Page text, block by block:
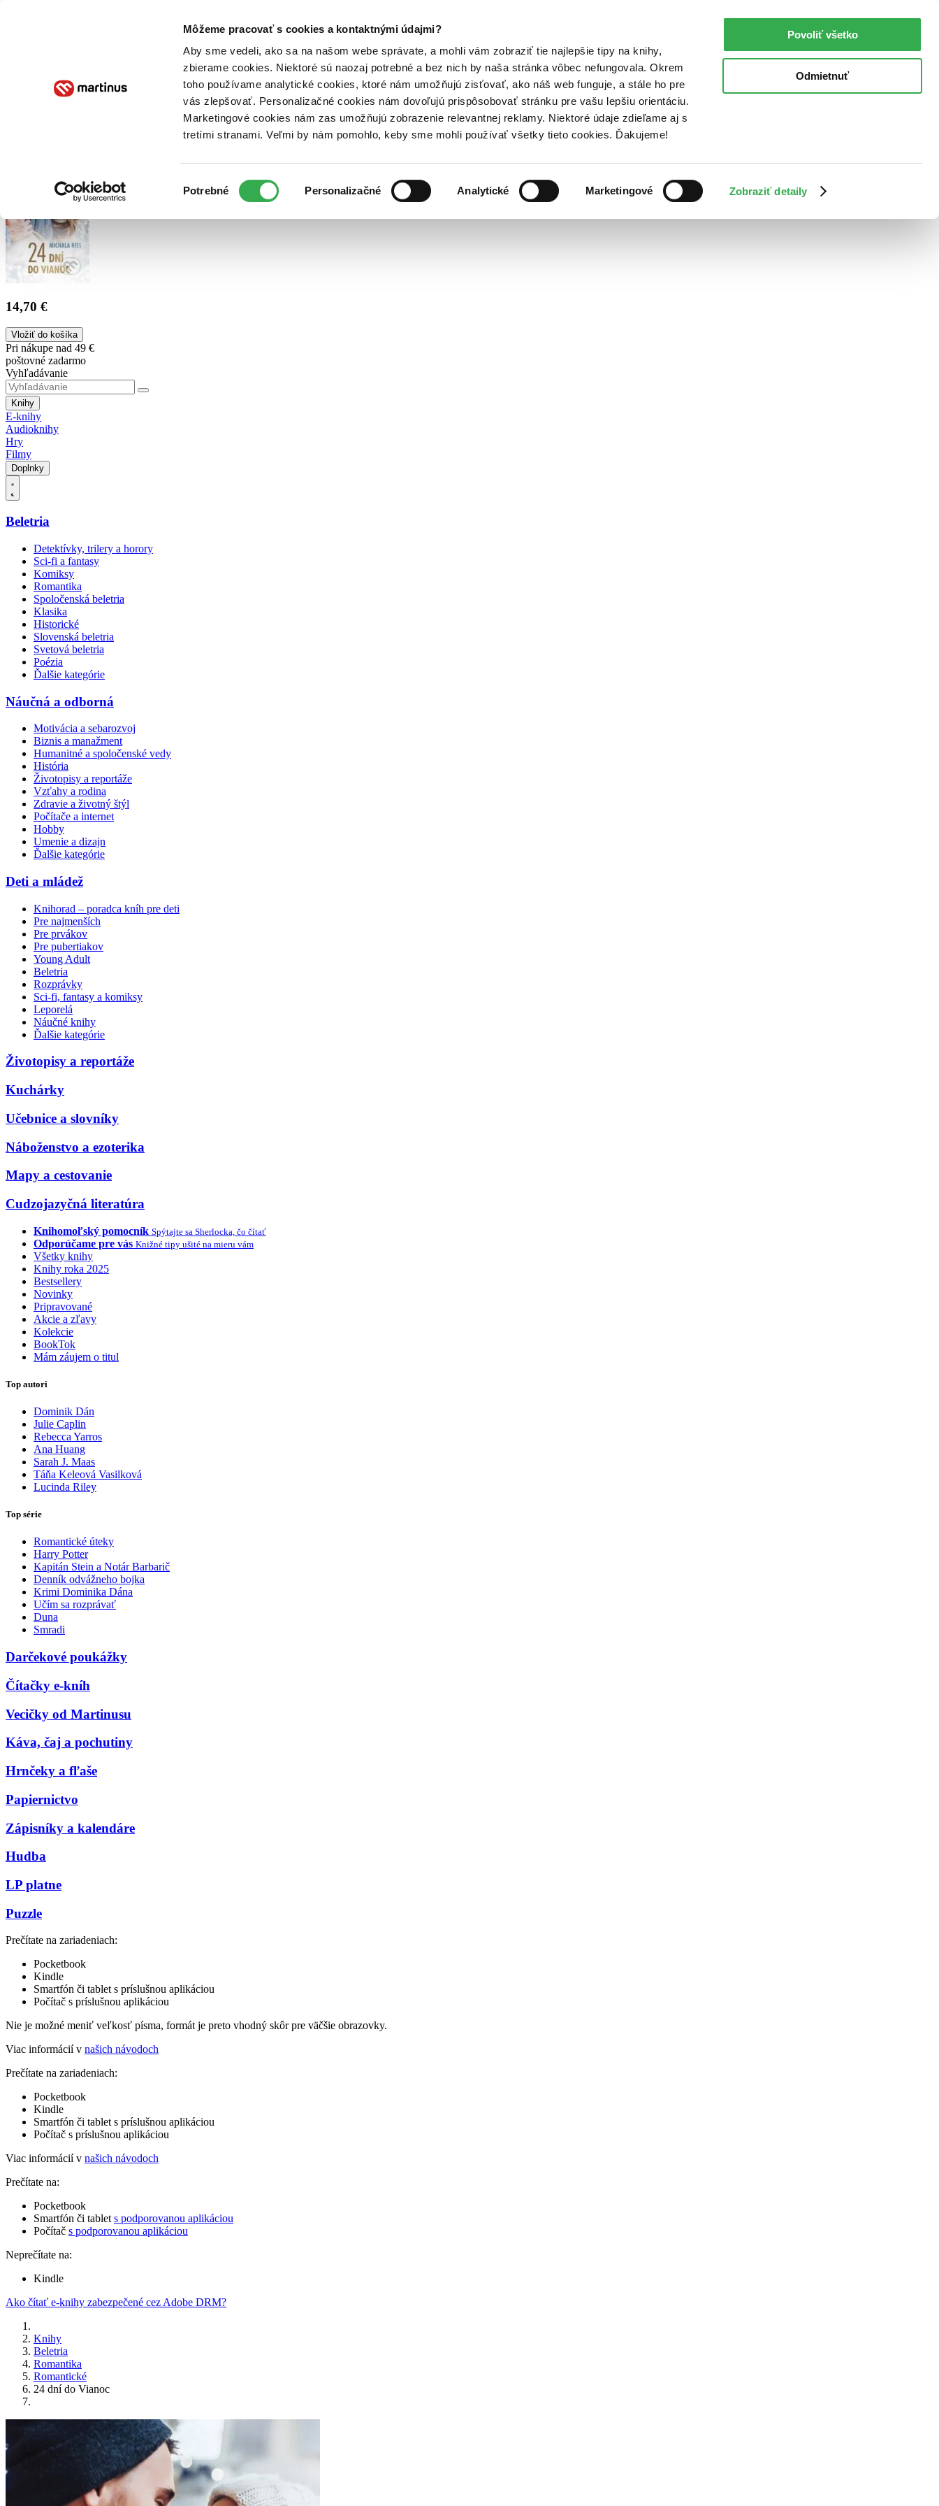
Môžeme pracovať s cookies a kontaktnými údajmi?
Aby sme vedeli, ako sa na našom webe správate, a mohli vám zobraziť tie najlepšie tipy na knihy,
zbierame cookies. Niektoré sú naozaj potrebné a bez nich by naša stránka vôbec nefungovala. Okrem
toho používame analytické cookies, ktoré nám umožňujú zisťovať, ako náš web funguje, a stále ho pre
vás zlepšovať. Personalizačné cookies nám dovoľujú prispôsobovať stránku pre vašu lepšiu orientáciu.
Marketingové cookies nám zas umožňujú zobrazenie relevantnej reklamy. Niektoré údaje zdieľame aj s
tretími stranami. Veľmi by nám pomohlo, keby sme mohli používať všetky tieto cookies. Ďakujeme!
súhlasu
Potrebné Personalizačné Analytické Marketingové Zobraziť detaily
Povoliť všetko
Odmietnuť
Poukážky Kontakt
14,70 €
Vložiť do košíka
Pri nákupe nad 49 €
poštovné zadarmo
Vyhľadávanie
Knihy
E-knihy
Audioknihy
Hry
Filmy
Doplnky
Beletria
Detektívky, trilery a horory
Sci-fi a fantasy
Komiksy
Romantika
Spoločenská beletria
Klasika
Historické
Slovenská beletria
Svetová beletria
Poézia
Ďalšie kategórie
Náučná a odborná
Motivácia a sebarozvoj
Biznis a manažment
Humanitné a spoločenské vedy
História
Životopisy a reportáže
Vzťahy a rodina
Zdravie a životný štýl
Počítače a internet
Hobby
Umenie a dizajn
Ďalšie kategórie
Deti a mládež
Knihorad – poradca kníh pre deti
Pre najmenších
Pre prvákov
Pre pubertiakov
Young Adult
Beletria
Rozprávky
Sci-fi, fantasy a komiksy
Leporelá
Náučné knihy
Ďalšie kategórie
Životopisy a reportáže
Kuchárky
Učebnice a slovníky
Náboženstvo a ezoterika
Mapy a cestovanie
Cudzojazyčná literatúra
Knihomoľský pomocník Spýtajte sa Sherlocka, čo čítať
Odporúčame pre vás Knižné tipy ušité na mieru vám
Všetky knihy
Knihy roka 2025
Bestsellery
Novinky
Pripravované
Akcie a zľavy
Kolekcie
BookTok
Mám záujem o titul
Top autori
Dominik Dán
Julie Caplin
Rebecca Yarros
Ana Huang
Sarah J. Maas
Táňa Keleová Vasilková
Lucinda Riley
Top série
Romantické úteky
Harry Potter
Kapitán Stein a Notár Barbarič
Denník odvážneho bojka
Krimi Dominika Dána
Učím sa rozprávať
Duna
Smradi
Darčekové poukážky
Čítačky e-kníh
Vecičky od Martinusu
Káva, čaj a pochutiny
Hrnčeky a fľaše
Papiernictvo
Zápisníky a kalendáre
Hudba
LP platne
Puzzle
Prečítate na zariadeniach:
Pocketbook
Kindle
Smartfón či tablet s príslušnou aplikáciou
Počítač s príslušnou aplikáciou
Nie je možné meniť veľkosť písma, formát je preto vhodný skôr pre väčšie obrazovky.
Viac informácií v našich návodoch
Prečítate na zariadeniach:
Pocketbook
Kindle
Smartfón či tablet s príslušnou aplikáciou
Počítač s príslušnou aplikáciou
Viac informácií v našich návodoch
Prečítate na:
Pocketbook
Smartfón či tablet s podporovanou aplikáciou
Počítač s podporovanou aplikáciou
Neprečítate na:
Kindle
Ako čítať e-knihy zabezpečené cez Adobe DRM?
Knihy
Beletria
Romantika
Romantické
24 dní do Vianoc